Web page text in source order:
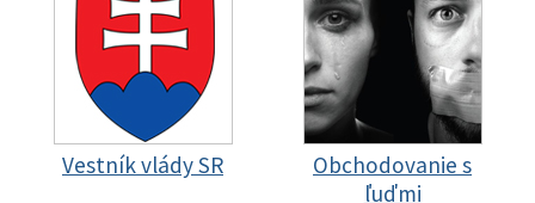
Vestník vlády SR
Obchodovanie s
ľuďmi